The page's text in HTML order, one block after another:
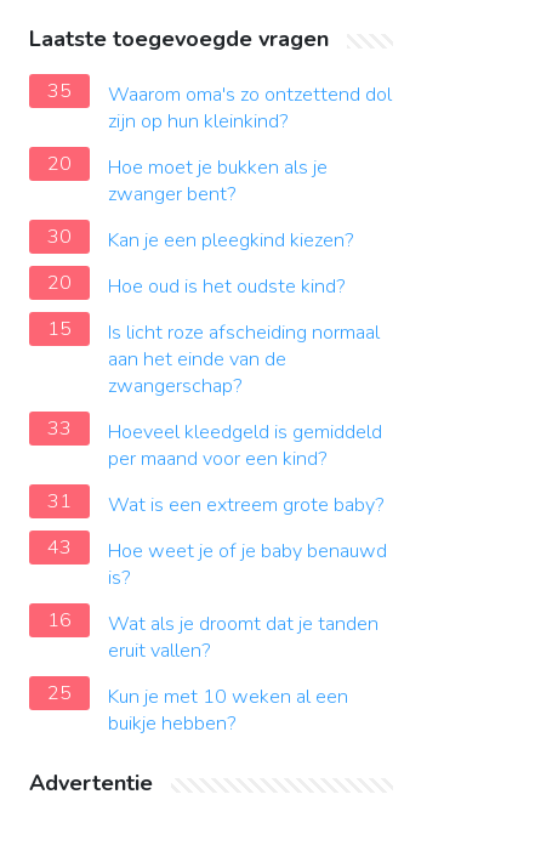
Laatste toegevoegde vragen
35
Waarom oma's zo ontzettend dol
zijn op hun kleinkind?
20
Hoe moet je bukken als je
zwanger bent?
30
Kan je een pleegkind kiezen?
20
Hoe oud is het oudste kind?
15
Is licht roze afscheiding normaal
aan het einde van de
zwangerschap?
33
Hoeveel kleedgeld is gemiddeld
per maand voor een kind?
31
Wat is een extreem grote baby?
43
Hoe weet je of je baby benauwd
is?
16
Wat als je droomt dat je tanden
eruit vallen?
25
Kun je met 10 weken al een
buikje hebben?
Advertentie